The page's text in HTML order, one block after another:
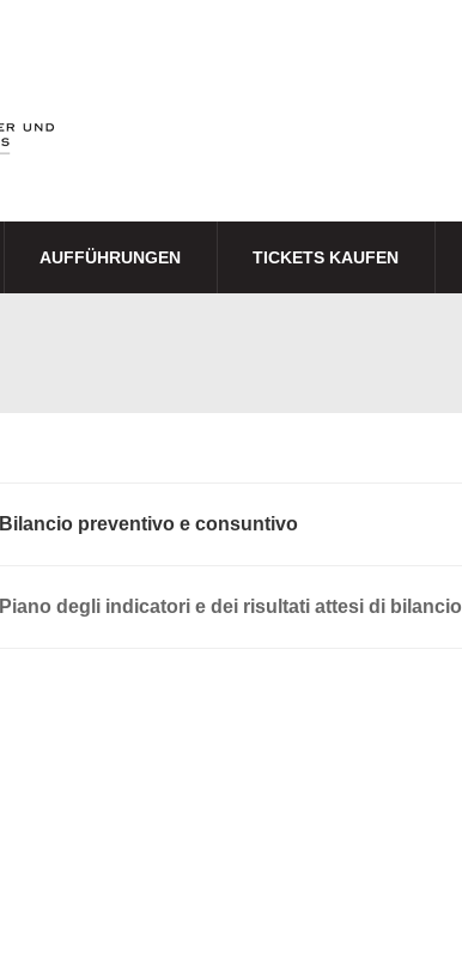
AUFFÜHRUNGEN TICKETS KAUFEN
Bilancio preventivo e consuntivo
Piano degli indicatori e dei risultati attesi di bilancio